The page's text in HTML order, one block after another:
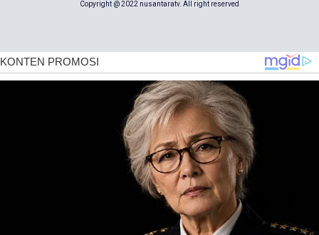
Copyright @ 2022 nusantaratv. All right reserved